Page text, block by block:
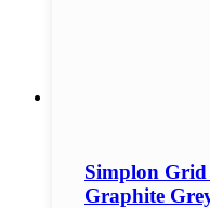
Simplon
Graphite